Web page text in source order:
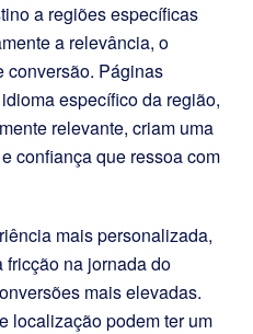
a regiões específicas
a relevância, o
conversão. Páginas
específico da região,
relevante, criam uma
confiança que ressoa com
mais personalizada,
fricção na jornada do
mais elevadas.
localização podem ter um